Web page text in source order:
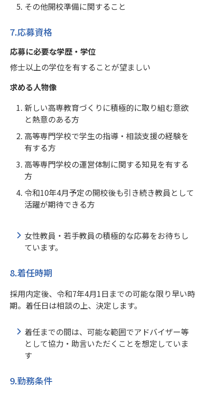
その他開校準備に関すること
7.応募資格
応募に必要な学歴・学位
修士以上の学位を有することが望ましい
求める人物像
新しい高専教育づくりに積極的に取り組む意欲
と熱意のある方
高等専門学校で学生の指導・相談支援の経験を
有する方
高等専門学校の運営体制に関する知見を有する
方
令和10年4月予定の開校後も引き続き教員として
活躍が期待できる方
女性教員・若手教員の積極的な応募をお待ちし
ています。
8.着任時期
採用内定後、令和7年4月1日までの可能な限り早い時
期。着任日は相談の上、決定します。
着任までの間は、可能な範囲でアドバイザー等
として協力・助言いただくことを想定していま
す
9.勤務条件